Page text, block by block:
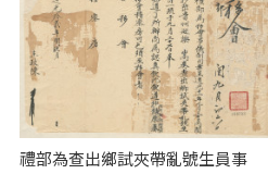
禮部為查出鄉試夾帶亂號生員事